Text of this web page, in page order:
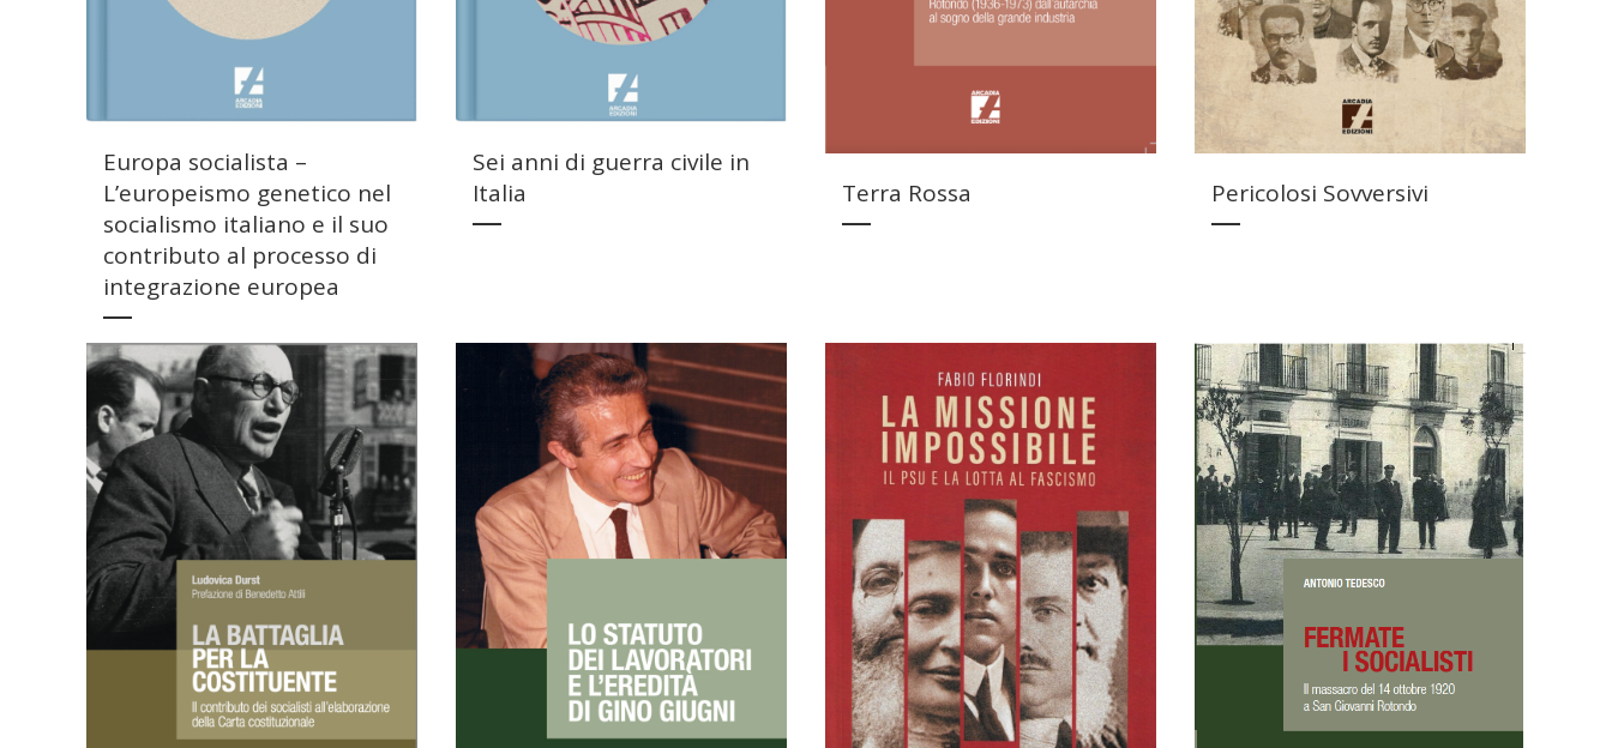
Europa socialista –
L’europeismo genetico nel
socialismo italiano e il suo
contributo al processo di
integrazione europea
Sei anni di guerra civile in
Italia
Terra Rossa Pericolosi Sovversivi